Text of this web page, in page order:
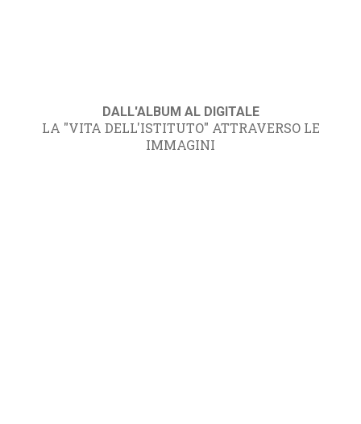
DALL'ALBUM AL DIGITALE
LA "VITA DELL'ISTITUTO" ATTRAVERSO LE
IMMAGINI